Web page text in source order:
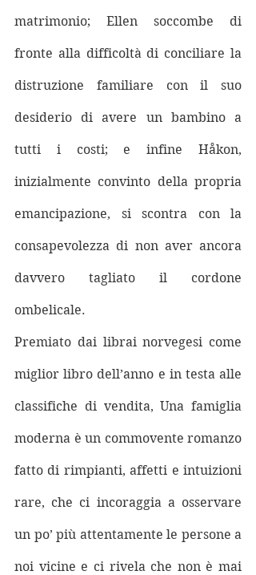
matrimonio; Ellen soccombe di
fronte alla difficoltà di conciliare la
distruzione familiare con il suo
desiderio di avere un bambino a
tutti i costi; e infine Håkon,
inizialmente convinto della propria
emancipazione, si scontra con la
consapevolezza di non aver ancora
davvero tagliato il cordone
ombelicale.
Premiato dai librai norvegesi come
miglior libro dell’anno e in testa alle
classifiche di vendita, Una famiglia
moderna è un commovente romanzo
fatto di rimpianti, affetti e intuizioni
rare, che ci incoraggia a osservare
un po’ più attentamente le persone a
noi vicine e ci rivela che non è mai